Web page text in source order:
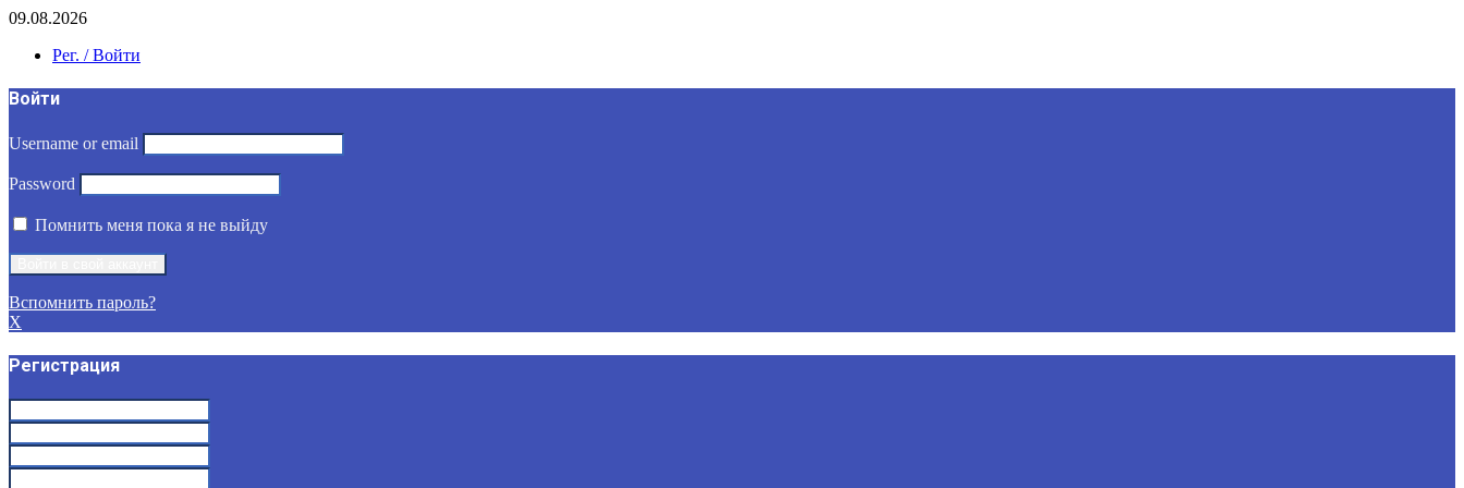
09.08.2026
Рег. / Войти
Войти
Username or email
Password
Помнить меня пока я не выйду
Вспомнить пароль?
X
Регистрация